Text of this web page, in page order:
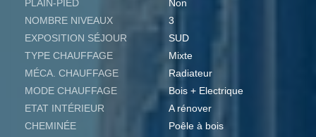
PLAIN-PIED
Non
NOMBRE NIVEAUX
3
EXPOSITION SÉJOUR
SUD
TYPE CHAUFFAGE
Mixte
MÉCA. CHAUFFAGE
Radiateur
MODE CHAUFFAGE
Bois + Electrique
ETAT INTÉRIEUR
A rénover
CHEMINÉE
Poêle à bois